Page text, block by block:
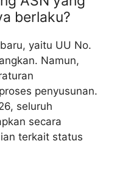
berlaku?
yaitu UU No.
Namun,
penyusunan.
seluruh
secara
terkait status